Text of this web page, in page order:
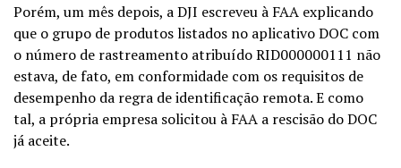
Porém, um mês depois, a DJI escreveu à FAA explicando
que o grupo de produtos listados no aplicativo DOC com
o número de rastreamento atribuído RID000000111 não
estava, de fato, em conformidade com os requisitos de
desempenho da regra de identificação remota. E como
tal, a própria empresa solicitou à FAA a rescisão do DOC
já aceite.